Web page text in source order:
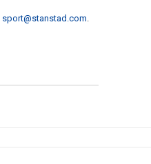
sport@stanstad.com.